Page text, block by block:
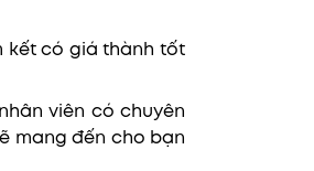
kết có giá thành tốt
viên có chuyên
mang đến cho bạn